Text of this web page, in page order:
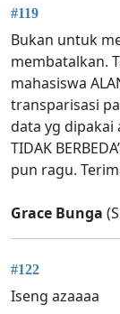
#119
Bukan untuk
membatalkan.
mahasiswa
transparisasi
data yg dipakai
TIDAK
pun ragu.
Grace Bunga
#122
Iseng azaaaa